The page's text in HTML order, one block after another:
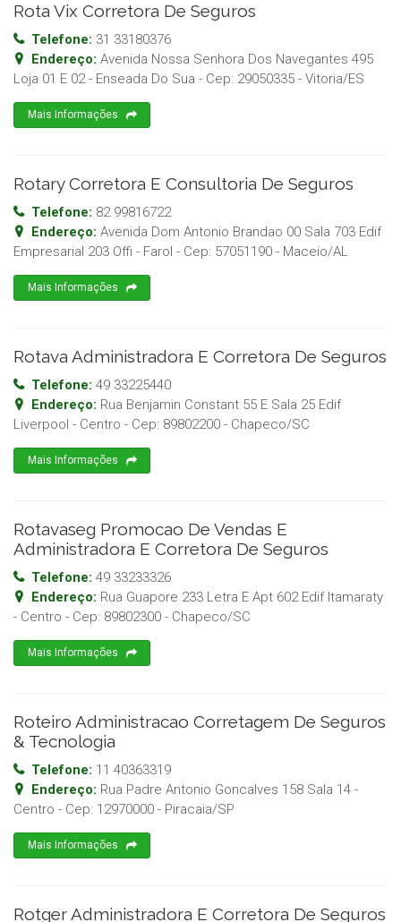
Rota Vix Corretora De Seguros
Telefone: 31 33180376
Endereço: Avenida Nossa Senhora Dos Navegantes 495
Loja 01 E 02 - Enseada Do Sua - Cep: 29050335 - Vitoria/ES
Mais Informações
Rotary Corretora E Consultoria De Seguros
Telefone: 82 99816722
Endereço: Avenida Dom Antonio Brandao 00 Sala 703 Edif
Empresarial 203 Offi - Farol - Cep: 57051190 - Maceio/AL
Mais Informações
Rotava Administradora E Corretora De Seguros
Telefone: 49 33225440
Endereço: Rua Benjamin Constant 55 E Sala 25 Edif
Liverpool - Centro - Cep: 89802200 - Chapeco/SC
Mais Informações
Rotavaseg Promocao De Vendas E
Administradora E Corretora De Seguros
Telefone: 49 33233326
Endereço: Rua Guapore 233 Letra E Apt 602 Edif Itamaraty
- Centro - Cep: 89802300 - Chapeco/SC
Mais Informações
Roteiro Administracao Corretagem De Seguros
& Tecnologia
Telefone: 11 40363319
Endereço: Rua Padre Antonio Goncalves 158 Sala 14 -
Centro - Cep: 12970000 - Piracaia/SP
Mais Informações
Rotger Administradora E Corretora De Seguros